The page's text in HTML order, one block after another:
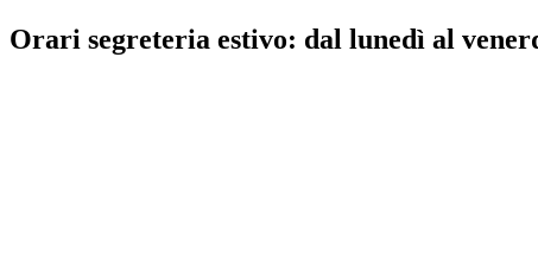
Orari segreteria estivo: dal lunedì al